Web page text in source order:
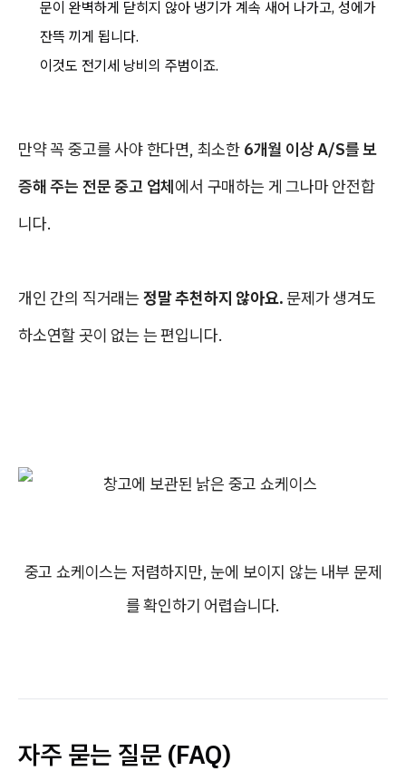
문이 완벽하게 닫히지 않아 냉기가 계속 새어 나가고, 성에가
잔뜩 끼게 됩니다.
이것도 전기세 낭비의 주범이죠.
만약 꼭 중고를 사야 한다면, 최소한 6개월 이상 A/S를 보
증해 주는 전문 중고 업체에서 구매하는 게 그나마 안전합
니다.
개인 간의 직거래는 정말 추천하지 않아요. 문제가 생겨도
하소연할 곳이 없는 는 편입니다.
중고 쇼케이스는 저렴하지만, 눈에 보이지 않는 내부 문제
를 확인하기 어렵습니다.
자주 묻는 질문 (FAQ)